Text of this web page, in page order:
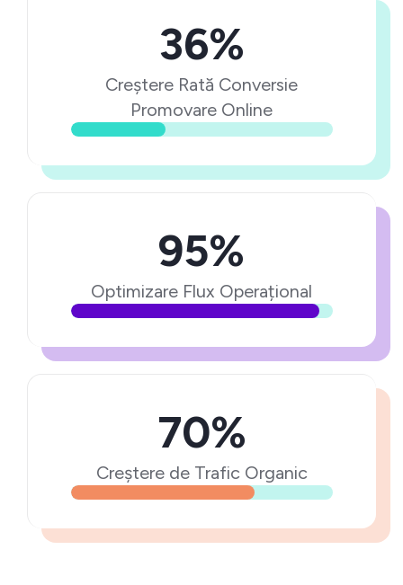
36%
Creștere Rată Conversie
Promovare Online
95%
Optimizare Flux Operațional
70%
Creștere de Trafic Organic